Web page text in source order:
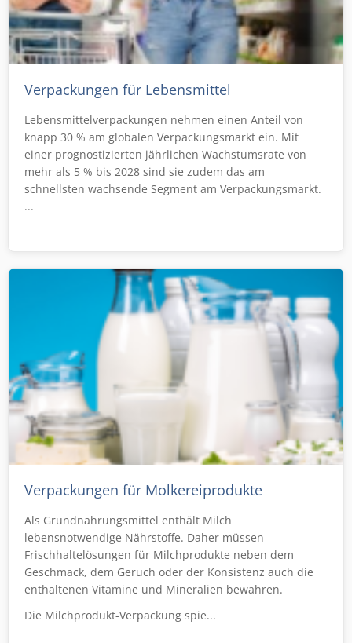
Verpackungen für Lebensmittel
Lebensmittelverpackungen nehmen einen Anteil von
knapp 30 % am globalen Verpackungsmarkt ein. Mit
einer prognostizierten jährlichen Wachstumsrate von
mehr als 5 % bis 2028 sind sie zudem das am
schnellsten wachsende Segment am Verpackungsmarkt.
...
Verpackungen für Molkereiprodukte
Als Grundnahrungsmittel enthält Milch
lebensnotwendige Nährstoffe. Daher müssen
Frischhaltelösungen für Milchprodukte neben dem
Geschmack, dem Geruch oder der Konsistenz auch die
enthaltenen Vitamine und Mineralien bewahren.
Die Milchprodukt-Verpackung spie...